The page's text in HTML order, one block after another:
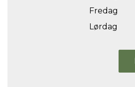
Fredag
Lørdag